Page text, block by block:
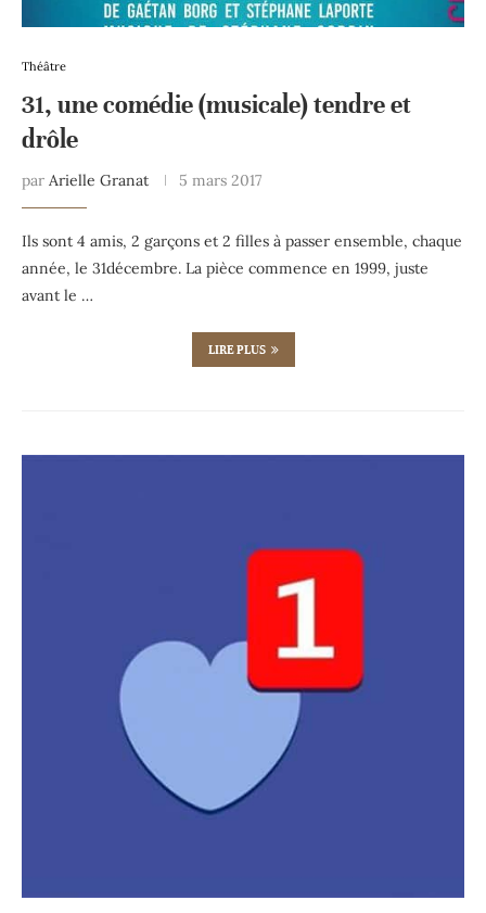
Théâtre
31, une comédie (musicale) tendre et
drôle
par Arielle Granat 5 mars 2017
Ils sont 4 amis, 2 garçons et 2 filles à passer ensemble, chaque
année, le 31décembre. La pièce commence en 1999, juste
avant le …
LIRE PLUS